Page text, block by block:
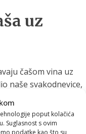
poput kolačića
Suglasnost s ovim
podatke kao što su
uz
čašom vina uz
naše svakodnevice,
i veliku čašu